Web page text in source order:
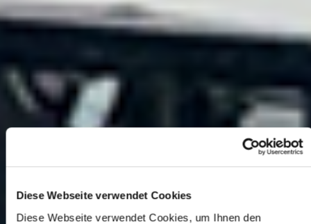
Diese Webseite verwendet Cookies
Diese Webseite verwendet Cookies, um Ihnen den